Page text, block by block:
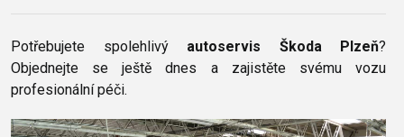
Potřebujete spolehlivý autoservis Škoda Plzeň?
Objednejte se ještě dnes a zajistěte svému vozu
profesionální péči.